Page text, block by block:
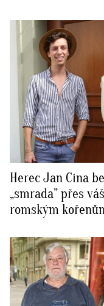
Herec Jan Cina
„smrada” přes
romským